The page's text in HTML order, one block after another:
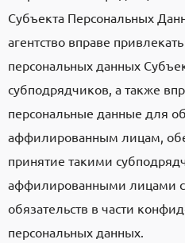
Субъекта Персональных
агентство вправе
персональных данных
субподрядчиков, а также
персональные данные для
аффилированным лицам,
принятие такими
аффилированными лицами
обязательств в части
персональных данных.